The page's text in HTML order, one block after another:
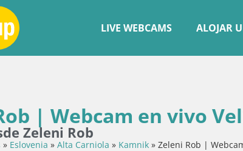
LIVE WEBCAMS ALOJAR
| Webcam en vivo
Zeleni Rob
» Eslovenia » Alta Carniola » Kamnik » Zeleni Rob |